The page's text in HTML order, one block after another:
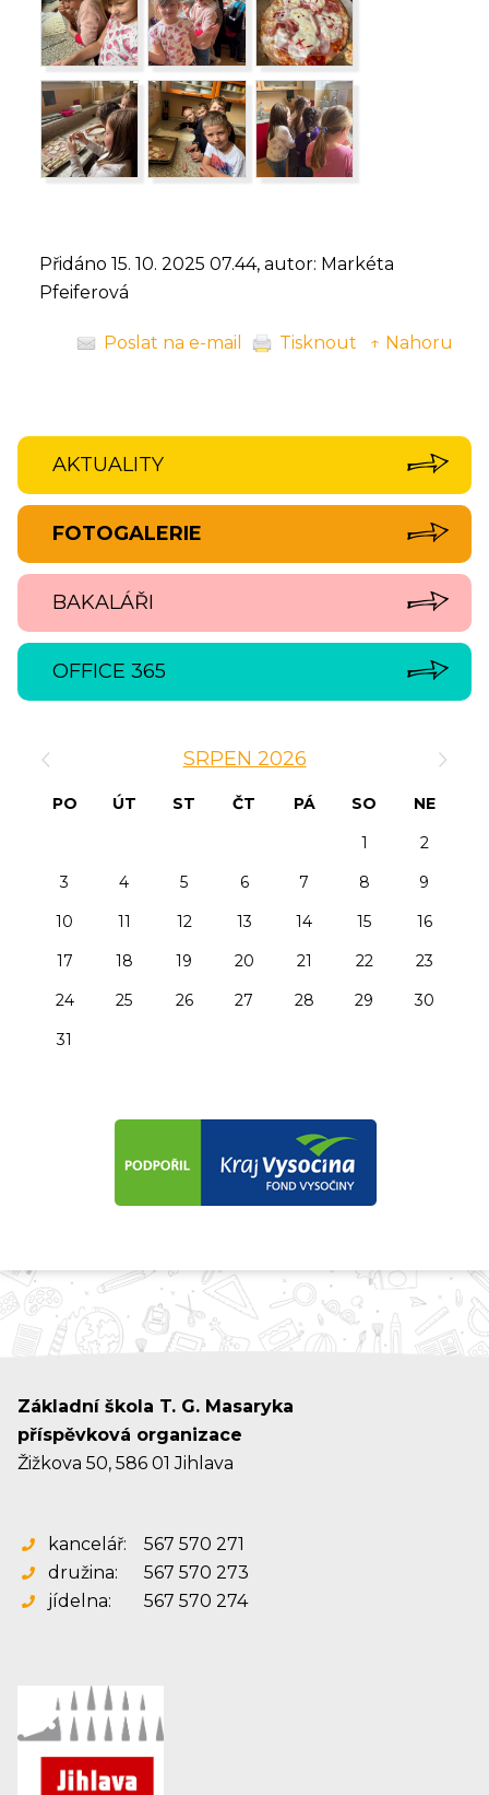
Přidáno 15. 10. 2025 07.44, autor: Markéta
Pfeiferová
Poslat na e-mail Tisknout ↑ Nahoru
AKTUALITY
FOTOGALERIE
BAKALÁŘI
OFFICE 365
SRPEN 2026
PO ÚT ST ČT PÁ SO
NE
1
2
3
4 5 6 7 8
9
10
11 12 13 14 15
16
17
18 19 20 21 22
23
24
25 26 27 28 29
30
31
Základní škola T. G. Masaryka
příspěvková organizace
Žižkova 50, 586 01 Jihlava
kancelář:
567 570 271
družina:
567 570 273
jídelna:
567 570 274